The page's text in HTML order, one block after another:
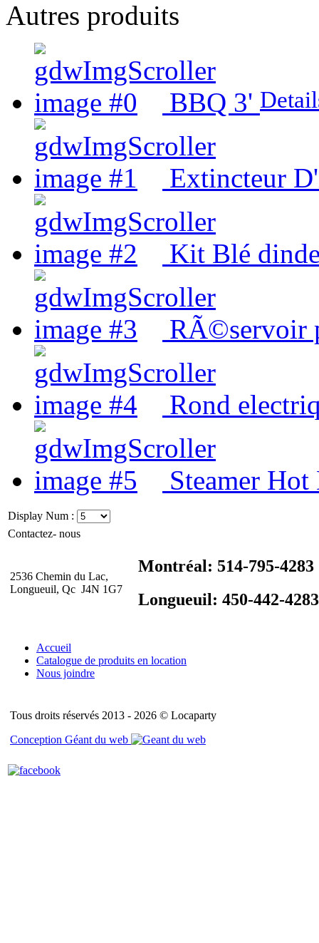
Autres produits
BBQ 3'
Extincteur
Kit Blé
RÃ©servoir
Rond
Steamer Hot
Display Num :
Contactez- nous
2536 Chemin du Lac,
Longueuil, Qc J4N 1G7
Montréal: 514-795-4283
Longueuil: 450-442-4283
Accueil
Catalogue de produits en location
Nous joindre
Tous droits réservés 2013 - 2026 © Locaparty
Conception Géant du web